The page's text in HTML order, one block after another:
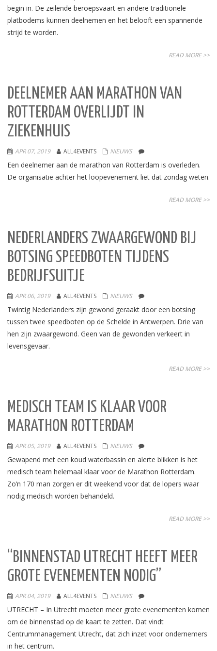
begin in. De zeilende beroepsvaart en andere traditionele
platbodems kunnen deelnemen en het belooft een spannende
strijd te worden.
READ MORE >>
DEELNEMER AAN MARATHON VAN
ROTTERDAM OVERLIJDT IN
ZIEKENHUIS
APR 07, 2019 ALL4EVENTS NIEUWS
Een deelnemer aan de marathon van Rotterdam is overleden.
De organisatie achter het loopevenement liet dat zondag weten.
READ MORE >>
NEDERLANDERS ZWAARGEWOND BIJ
BOTSING SPEEDBOTEN TIJDENS
BEDRIJFSUITJE
APR 06, 2019 ALL4EVENTS NIEUWS
Twintig Nederlanders zijn gewond geraakt door een botsing
tussen twee speedboten op de Schelde in Antwerpen. Drie van
hen zijn zwaargewond. Geen van de gewonden verkeert in
levensgevaar.
READ MORE >>
MEDISCH TEAM IS KLAAR VOOR
MARATHON ROTTERDAM
APR 05, 2019 ALL4EVENTS NIEUWS
Gewapend met een koud waterbassin en alerte blikken is het
medisch team helemaal klaar voor de Marathon Rotterdam.
Zo’n 170 man zorgen er dit weekend voor dat de lopers waar
nodig medisch worden behandeld.
READ MORE >>
“BINNENSTAD UTRECHT HEEFT MEER
GROTE EVENEMENTEN NODIG”
APR 04, 2019 ALL4EVENTS NIEUWS
UTRECHT – In Utrecht moeten meer grote evenementen komen
om de binnenstad op de kaart te zetten. Dat vindt
Centrummanagement Utrecht, dat zich inzet voor ondernemers
in het centrum.